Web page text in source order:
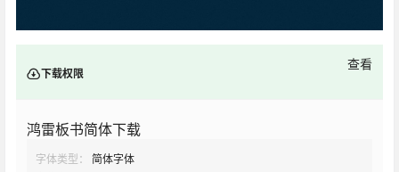
下载权限
查看
鸿雷板书简体下载
字体类型：
简体字体